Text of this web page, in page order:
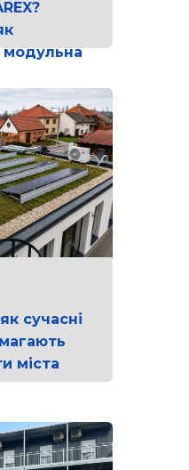
модульна
сучасні
міста